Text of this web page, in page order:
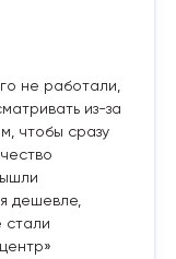
не работали,
из-за
чтобы сразу
дешевле,
стали